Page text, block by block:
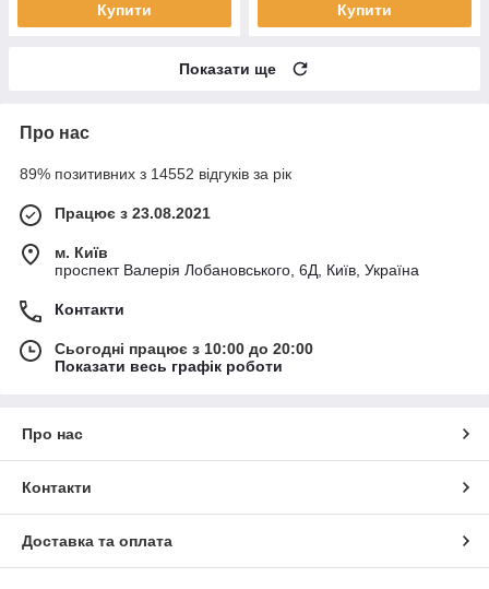
Купити Купити
Показати ще
Про нас
89% позитивних з 14552 відгуків за рік
Працює з 23.08.2021
м. Київ
проспект Валерія Лобановського, 6Д, Київ, Україна
Контакти
Сьогодні працює з 10:00 до 20:00
Показати весь графік роботи
Про нас
Контакти
Доставка та оплата